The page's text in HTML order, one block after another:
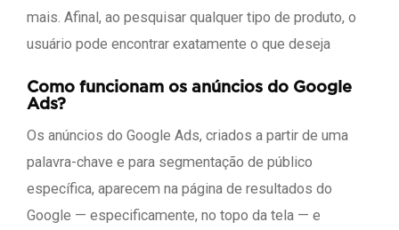
mais. Afinal, ao pesquisar qualquer tipo de produto, o
usuário pode encontrar exatamente o que deseja
Como funcionam os anúncios do Google
Ads?
Os anúncios do Google Ads, criados a partir de uma
palavra-chave e para segmentação de público
específica, aparecem na página de resultados do
Google — especificamente, no topo da tela — e